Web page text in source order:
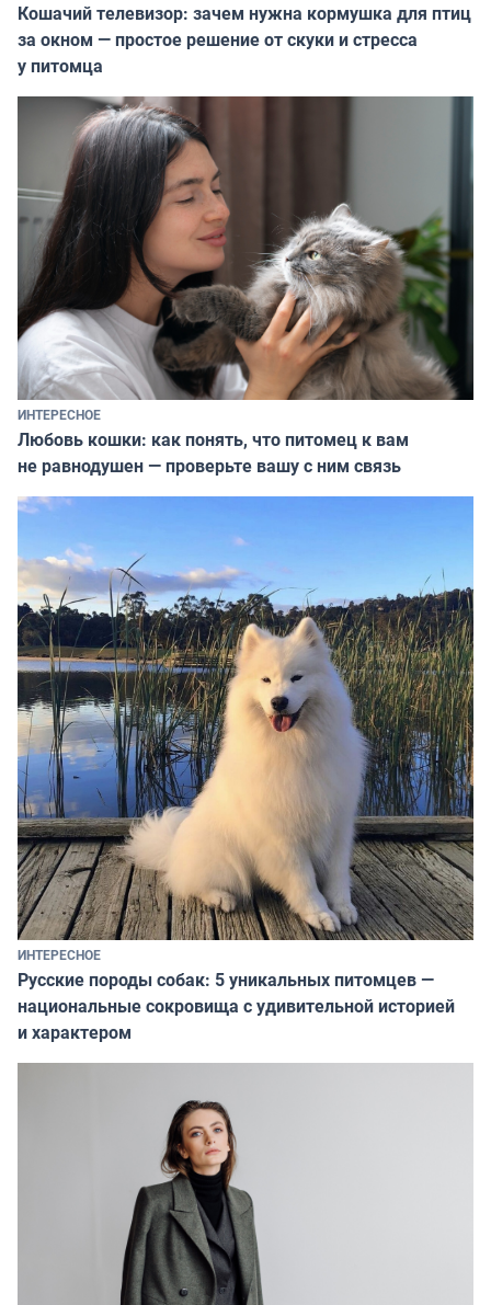
Кошачий телевизор: зачем нужна кормушка для птиц
за окном — простое решение от скуки и стресса
у питомца
ИНТЕРЕСНОЕ
Любовь кошки: как понять, что питомец к вам
не равнодушен — проверьте вашу с ним связь
ИНТЕРЕСНОЕ
Русские породы собак: 5 уникальных питомцев —
национальные сокровища с удивительной историей
и характером